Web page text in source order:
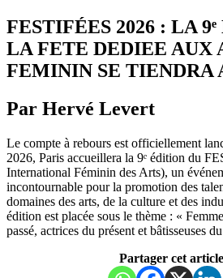
FESTIFÉES 2026 : LA
LA FETE DEDIEE AUX
FEMININ SE TIENDRA
Par Hervé Levert
Le compte à rebours est officiellement
2026, Paris accueillera la 9ᵉ édition du
International Féminin des Arts), un
incontournable pour la promotion des
domaines des arts, de la culture et des
édition est placée sous le thème : «
passé, actrices du présent et bâtisseuses
Partager cet